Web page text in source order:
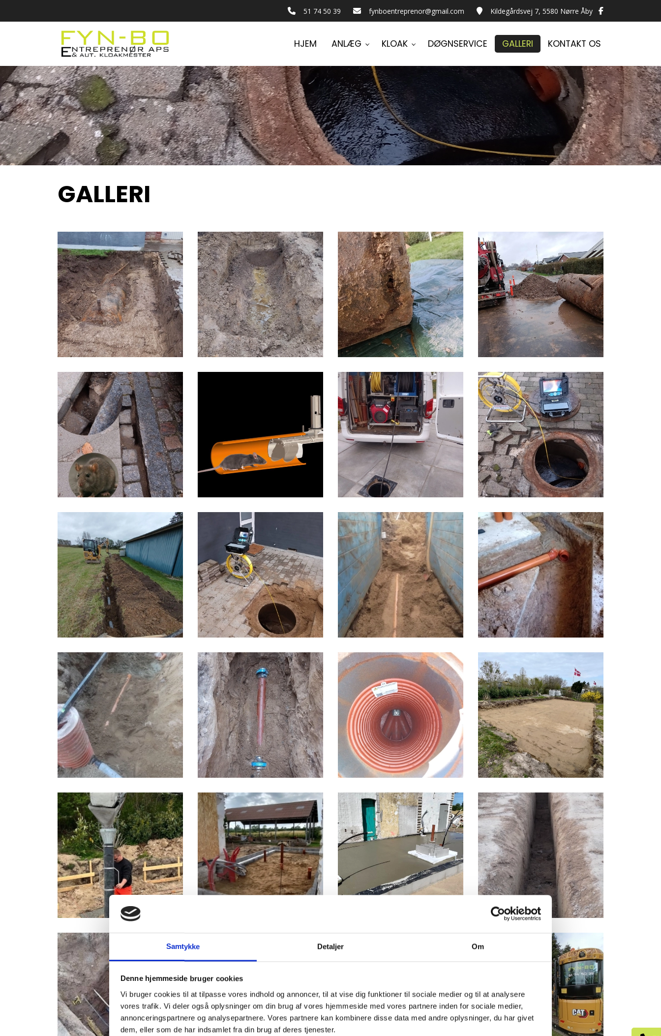
Samtykke Detaljer Om
Denne hjemmeside bruger cookies
Vi bruger cookies til at tilpasse vores indhold og annoncer, til at vise dig funktioner til sociale medier og til at analysere
vores trafik. Vi deler også oplysninger om din brug af vores hjemmeside med vores partnere inden for sociale medier,
annonceringspartnere og analysepartnere. Vores partnere kan kombinere disse data med andre oplysninger, du har givet
dem, eller som de har indsamlet fra din brug af deres tjenester.
51 74 50 39 fynboentreprenor@gmail.com Kildegårdsvej 7, 5580 Nørre Åby
HJEM ANLÆG KLOAK DØGNSERVICE GALLERI KONTAKT OS
GALLERI